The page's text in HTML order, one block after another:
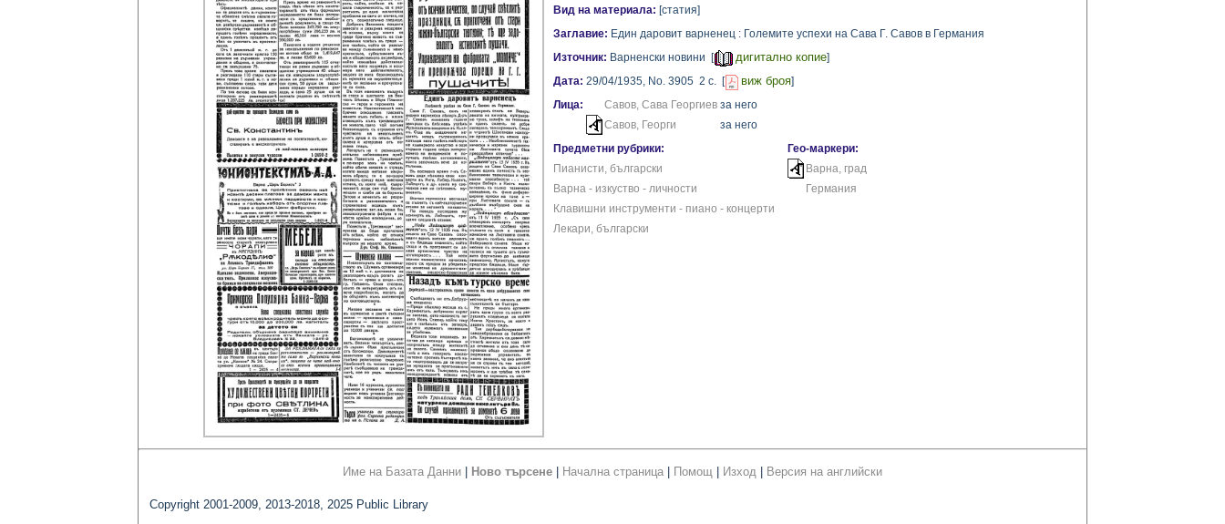
Вид на материала: [статия]
Заглавие: Един даровит варненец : Големите успехи на Сава Г. Савов в Германия
Източник: Варненски новини [ дигитално копие]
Дата: 29/04/1935, No. 3905 2 с. [ виж броя]
Лица:
Савов, Сава Георгиев за него
Савов, Георги
за него
Предметни рубрики:
Пианисти, български
Варна - изкуство - личности
Клавишни инструменти - пиано - концерти
Лекари, български
Гео-маркери:
Варна, град
Германия
Име на Базата Данни Ново търсене Начална страница Помощ Изход Версия на английски
Copyright 2001-2009, 2013-2018, 2025 Public Library